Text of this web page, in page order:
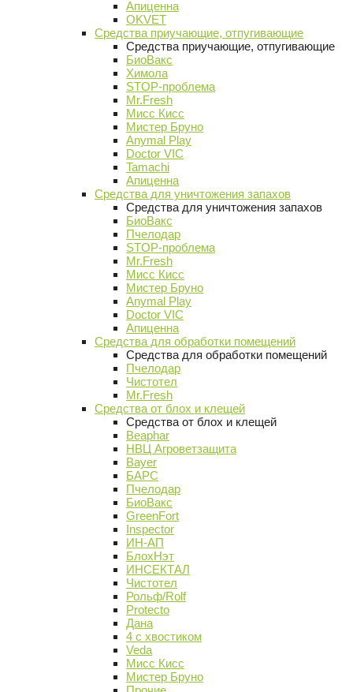
Апиценна
OKVET
Средства приучающие, отпугивающие
Средства приучающие, отпугивающие
БиоВакс
Химола
STOP-проблема
Mr.Fresh
Мисс Кисс
Мистер Бруно
Anymal Play
Doctor VIC
Tamachi
Апиценна
Средства для уничтожения запахов
Средства для уничтожения запахов
БиоВакс
Пчелодар
STOP-проблема
Mr.Fresh
Мисс Кисс
Мистер Бруно
Anymal Play
Doctor VIC
Апиценна
Средства для обработки помещений
Средства для обработки помещений
Пчелодар
Чистотел
Mr.Fresh
Средства от блох и клещей
Средства от блох и клещей
Beaphar
НВЦ Агроветзащита
Bayer
БАРС
Пчелодар
БиоВакс
GreenFort
Inspector
ИН-АП
БлохНэт
ИНСЕКТАЛ
Чистотел
Рольф/Rolf
Protecto
Дана
4 с хвостиком
Veda
Мисс Кисс
Мистер Бруно